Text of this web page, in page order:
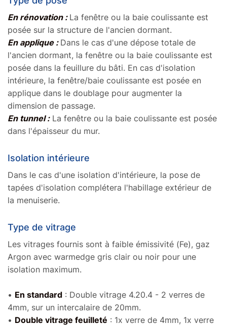
En rénovation : La fenêtre ou la baie coulissante est
posée sur la structure de l'ancien dormant.
En applique : Dans le cas d'une dépose totale de
l'ancien dormant, la fenêtre ou la baie coulissante est
posée dans la feuillure du bâti. En cas d'isolation
intérieure, la fenêtre/baie coulissante est posée en
applique dans le doublage pour augmenter la
dimension de passage.
En tunnel :La fenêtre ou la baie coulissante est posée
dans l'épaisseur du mur.
Isolation intérieure
Dans le cas d'une isolation d'intérieure, la pose de
tapées d'isolation complétera l'habillage extérieur de
la menuiserie.
Type de vitrage
Les vitrages fournis sont à faible émissivité (Fe), gaz
Argon avec warmedge gris clair ou noir pour une
isolation maximum.
• En standard : Double vitrage 4.20.4 - 2 verres de
4mm, sur un intercalaire de 20mm.
• Double vitrage feuilleté : 1x verre de 4mm, 1x verre